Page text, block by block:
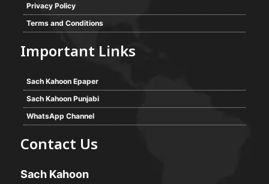
Privacy Policy
Terms and Conditions
Important Links
Sach Kahoon Epaper
Sach Kahoon Punjabi
WhatsApp Channel
Contact Us
Sach Kahoon